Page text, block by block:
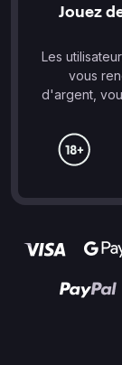
Jouez
Les
vous
d'argent,